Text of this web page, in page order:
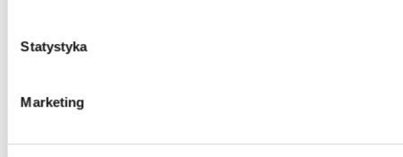
Statystyka
Marketing